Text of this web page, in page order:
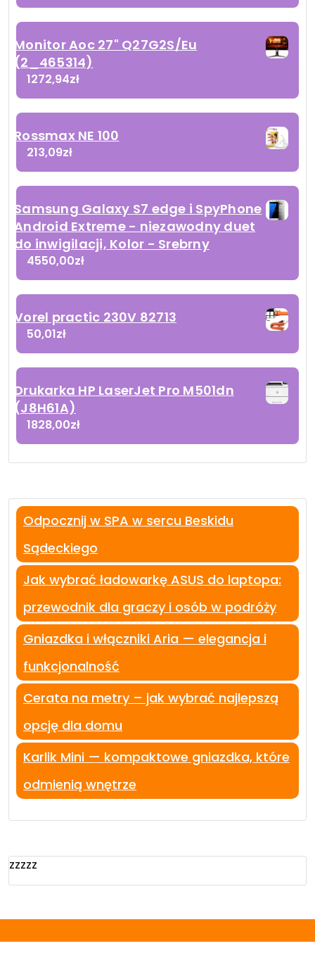
Monitor Aoc 27" Q27G2S/Eu
(2_465314)
1272,94zł
Rossmax NE 100
213,09zł
​Samsung Galaxy S7 edge i SpyPhone
Android Extreme - niezawodny duet
do inwigilacji, Kolor - Srebrny
4550,00zł
Vorel practic 230V 82713
50,01zł
Drukarka HP LaserJet Pro M501dn
(J8H61A)
1828,00zł
Odpocznij w SPA w sercu Beskidu
Sądeckiego
Jak wybrać ładowarkę ASUS do laptopa:
przewodnik dla graczy i osób w podróży
Gniazdka i włączniki Aria — elegancja i
funkcjonalność
Cerata na metry – jak wybrać najlepszą
opcję dla domu
Karlik Mini — kompaktowe gniazdka, które
odmienią wnętrze
zzzzz